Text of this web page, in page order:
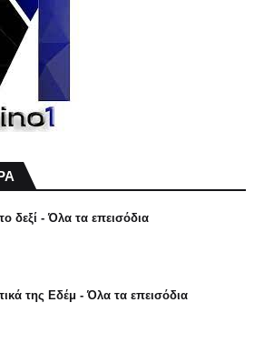
δεξί - Όλα τα επεισόδια
της Εδέμ - Όλα τα επεισόδια